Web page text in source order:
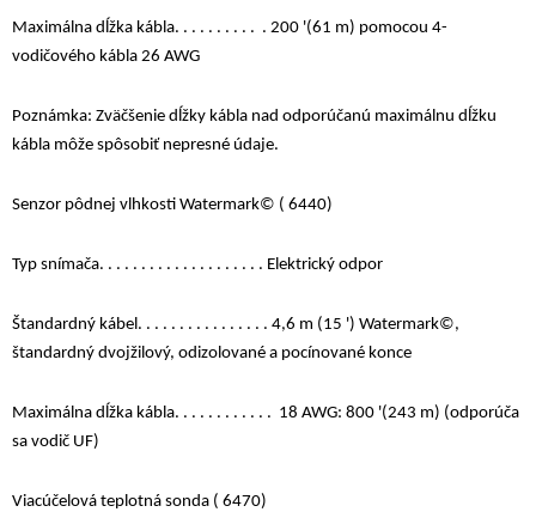
Maximálna dĺžka kábla. . . . . . . . . . . 200 '(61 m) pomocou 4-
vodičového kábla 26 AWG
Poznámka: Zväčšenie dĺžky kábla nad odporúčanú maximálnu dĺžku
kábla môže spôsobiť nepresné údaje.
Senzor pôdnej vlhkosti Watermark© ( 6440)
Typ snímača. . . . . . . . . . . . . . . . . . . . Elektrický odpor
Štandardný kábel. . . . . . . . . . . . . . . . 4,6 m (15 ') Watermark©,
štandardný dvojžilový, odizolované a pocínované konce
Maximálna dĺžka kábla. . . . . . . . . . . . 18 AWG: 800 '(243 m) (odporúča
sa vodič UF)
Viacúčelová teplotná sonda ( 6470)